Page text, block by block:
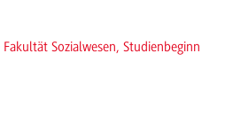
Sozialwesen, Studienbeginn